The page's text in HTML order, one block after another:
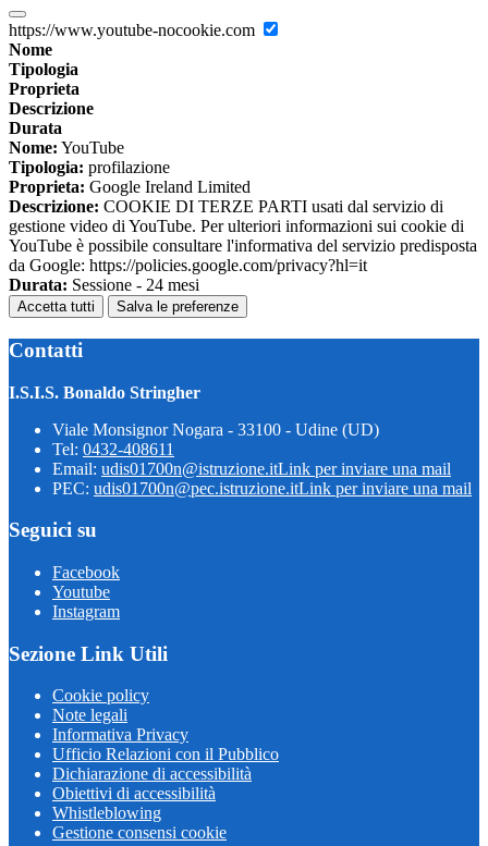
https://www.youtube-nocookie.com
Nome
Tipologia
Proprieta
Descrizione
Durata
Nome: YouTube
Tipologia: profilazione
Proprieta: Google Ireland Limited
Descrizione: COOKIE DI TERZE PARTI usati dal servizio di
gestione video di YouTube. Per ulteriori informazioni sui cookie di
YouTube è possibile consultare l'informativa del servizio predisposta
da Google: https://policies.google.com/privacy?hl=it
Durata: Sessione - 24 mesi
Accetta tutti Salva le preferenze
Contatti
I.S.I.S. Bonaldo Stringher
Viale Monsignor Nogara - 33100 - Udine (UD)
Tel: 0432-408611
Email: udis01700n@istruzione.itLink per inviare una mail
PEC: udis01700n@pec.istruzione.itLink per inviare una mail
Seguici su
Facebook
Youtube
Instagram
Sezione Link Utili
Cookie policy
Note legali
Informativa Privacy
Ufficio Relazioni con il Pubblico
Dichiarazione di accessibilità
Obiettivi di accessibilità
Whistleblowing
Gestione consensi cookie